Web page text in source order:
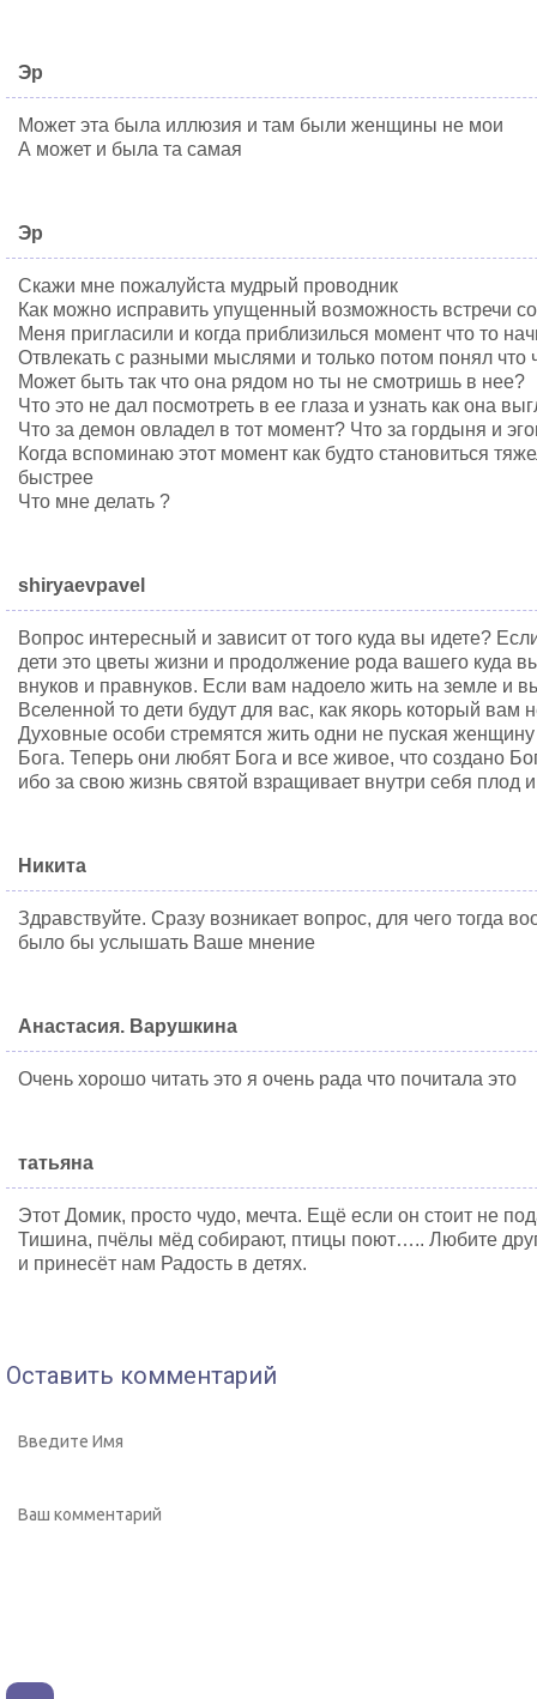
Эр
Может эта была иллюзия и там были женщины не мои
А может и была та самая
Эр
Скажи мне пожалуйста мудрый проводник
Как можно исправить упущенный возможность встречи
Меня пригласили и когда приблизилься момент что то
Отвлекать с разными мыслями и только потом понял что
Может быть так что она рядом но ты не смотришь в нее?
Что это не дал посмотреть в ее глаза и узнать как она
Что за демон овладел в тот момент? Что за гордыня и
Когда вспоминаю этот момент как будто становиться
быстрее
Что мне делать ?
shiryaevpavel
Вопрос интересный и зависит от того куда вы идете?
дети это цветы жизни и продолжение рода вашего куда
внуков и правнуков. Если вам надоело жить на земле и
Вселенной то дети будут для вас, как якорь который вам
Духовные особи стремятся жить одни не пуская женщину
Бога. Теперь они любят Бога и все живое, что создано
ибо за свою жизнь святой взращивает внутри себя
Никита
Здравствуйте. Сразу возникает вопрос, для чего тогда
было бы услышать Ваше мнение
Анастасия. Варушкина
Очень хорошо читать это я очень рада что почитала это
татьяна
Этот Домик, просто чудо, мечта. Ещё если он стоит не
Тишина, пчёлы мёд собирают, птицы поют….. Любите
и принесёт нам Радость в детях.
Оставить комментарий